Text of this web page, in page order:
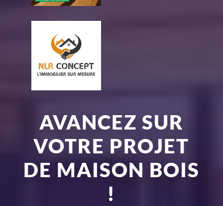
AVANCEZ SUR
VOTRE PROJET
DE MAISON BOIS
!